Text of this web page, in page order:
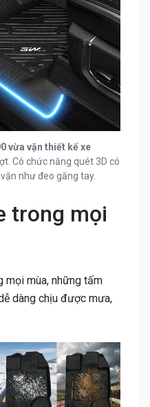
vừa vặn thiết kế xe
Có chức năng quét 3D có
như đeo găng tay.
trong mọi
mọi mùa, những tấm
dàng chịu được mưa,